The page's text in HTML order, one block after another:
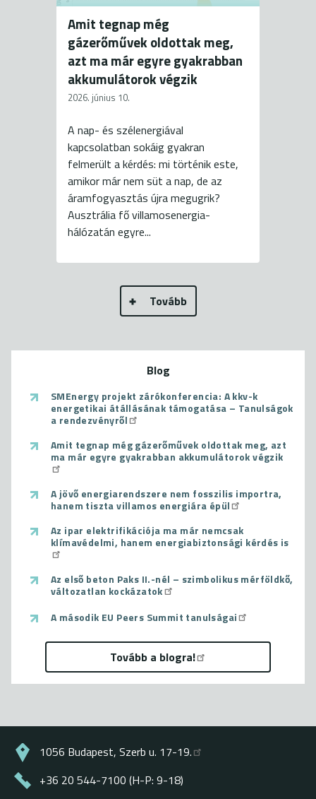
Amit tegnap még
gázerőművek oldottak meg,
azt ma már egyre gyakrabban
akkumulátorok végzik
2026. június 10.
A nap- és szélenergiával
kapcsolatban sokáig gyakran
felmerült a kérdés: mi történik este,
amikor már nem süt a nap, de az
áramfogyasztás újra megugrik?
Ausztrália fő villamosenergia-
hálózatán egyre...
Tovább
Blog
SMEnergy projekt zárókonferencia: A kkv-k
energetikai átállásának támogatása – Tanulságok
a rendezvényről
Amit tegnap még gázerőművek oldottak meg, azt
ma már egyre gyakrabban akkumulátorok végzik
A jövő energiarendszere nem fosszilis importra,
hanem tiszta villamos energiára épül
Az ipar elektrifikációja ma már nemcsak
klímavédelmi, hanem energiabiztonsági kérdés is
Az első beton Paks II.-nél – szimbolikus mérföldkő,
változatlan kockázatok
A második EU Peers Summit tanulságai
Tovább a blogra!
1056 Budapest, Szerb u. 17-19.
+36 20 544-7100 (H-P: 9-18)